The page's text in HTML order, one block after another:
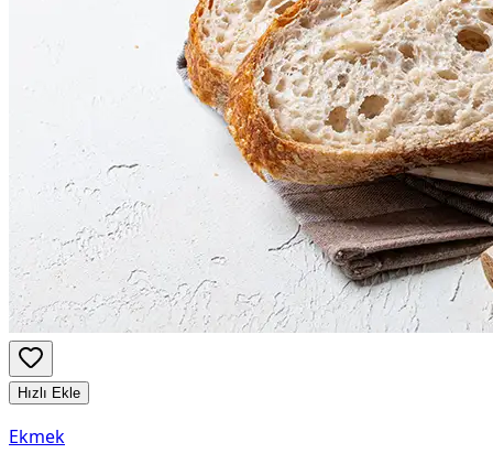
Hızlı Ekle
Ekmek